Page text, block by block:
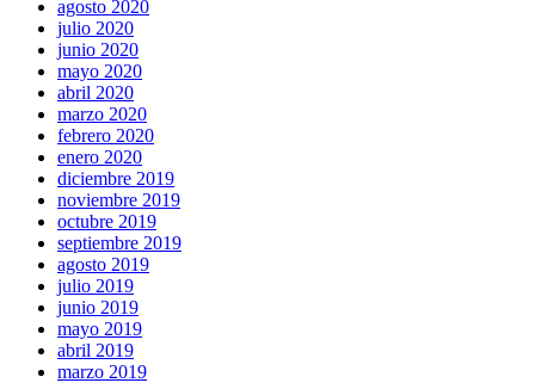
agosto 2020
julio 2020
junio 2020
mayo 2020
abril 2020
marzo 2020
febrero 2020
enero 2020
diciembre 2019
noviembre 2019
octubre 2019
septiembre 2019
agosto 2019
julio 2019
junio 2019
mayo 2019
abril 2019
marzo 2019